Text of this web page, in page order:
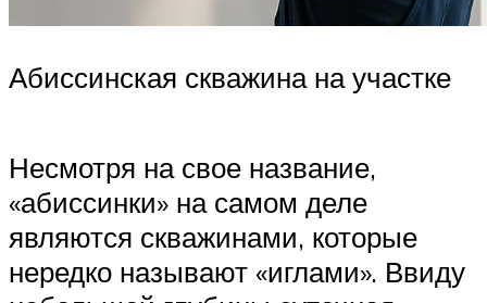
Абиссинская скважина на участке
Несмотря на свое название,
«абиссинки» на самом деле
являются скважинами, которые
нередко называют «иглами». Ввиду